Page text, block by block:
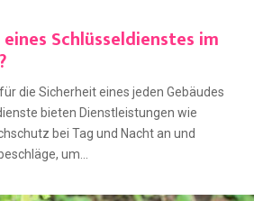
Schlüsseldienstes im
die Sicherheit eines jeden Gebäudes
bieten Dienstleistungen wie
bei Tag und Nacht an und
um...